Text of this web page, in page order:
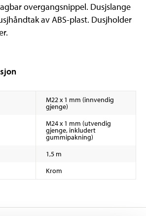
overgangsnippel. Dusjslange
av ABS-plast. Dusjholder
M22 x 1 mm (innvendig
gjenge)
M24 x 1 mm (utvendig
gjenge, inkludert
gummipakning)
1,5 m
Krom